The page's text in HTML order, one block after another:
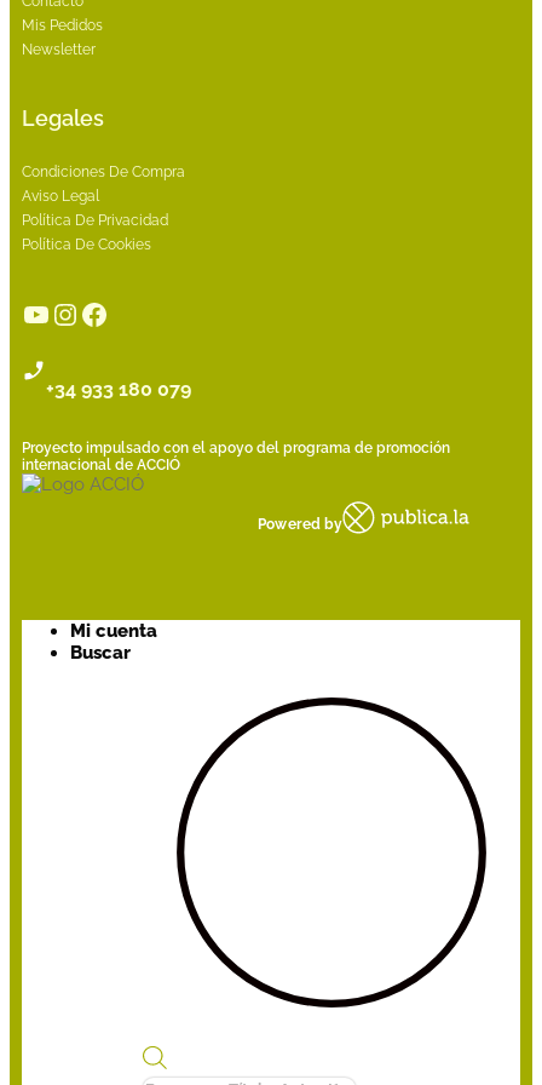
Mis Pedidos
Newsletter
Legales
Condiciones De Compra
Aviso Legal
Política De Privacidad
Política De Cookies
YouTube
Instagram
Facebook
+34 933 180 079
Proyecto impulsado con el apoyo del programa de promoción
internacional de ACCIÓ
Powered by
Mi cuenta
Buscar